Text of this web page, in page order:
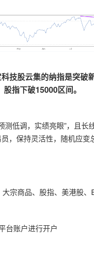
技股云集的纳指是突破
股指下破15000区间。
低调，实绩亮眼”，且长
，保持灵活性，随机应变
宗商品、股指、美港股、
台账户进行开户